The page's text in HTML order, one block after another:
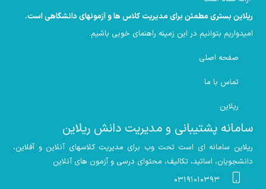
ریلاین بستری مطمئن برای مدیریت کلاس ها و آزمونهای دانشگاهی است.
امیدواریم بتوانیم در این زمینه راهنمای خوبی باشیم.
صفحه اصلی
تماس با ما
ریلاین
سامانه پشتیبانی و مدیریت دانش ریلاین
ریلاین سامانه ای است تحت وب برای مدیریت کلاسهای آنلاین و آفلاین،
دانشجویان، اساتید، تکالیف، محتوای درسی و آزمون های آنلاین
۰۳۱۹۱۰۱۰۳۹۳